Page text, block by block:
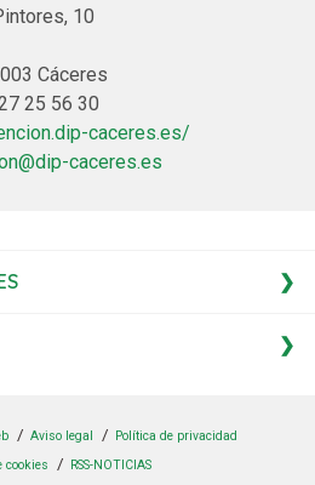
10
Cáceres
25 56 30
caceres.es/
caceres.es
Aviso legal
Política de privacidad
cookies
RSS-NOTICIAS